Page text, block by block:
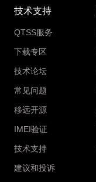
技术支持
QTSS服务
下载专区
技术论坛
常见问题
移远开源
IMEI验证
技术支持
建议和投诉